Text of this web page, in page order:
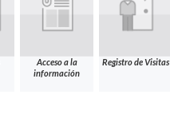
Acceso a la
información
Registro de Visitas